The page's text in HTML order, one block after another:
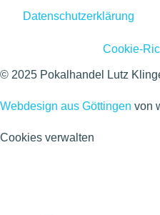
Datenschutzerklärung
Cookie-
© 2025 Pokalhandel Lutz
Webdesign aus Göttingen von
Cookies verwalten